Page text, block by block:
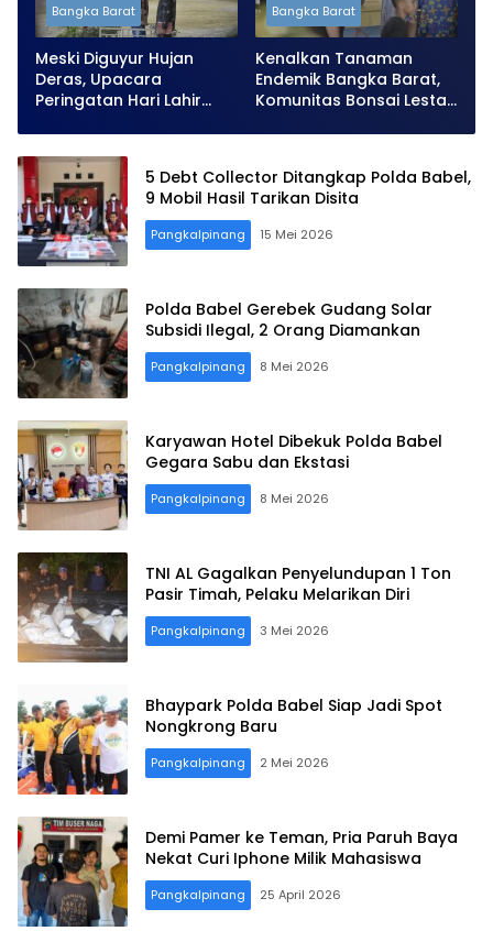
Bangka Barat
Meski Diguyur Hujan
Deras, Upacara
Peringatan Hari Lahir
Berjalan Khidmat
Bangka Barat
Kenalkan Tanaman
Endemik Bangka Barat,
Komunitas Bonsai Lestari
Santa Maria
5 Debt Collector Ditangkap Polda Babel,
9 Mobil Hasil Tarikan Disita
Pangkalpinang 15 Mei 2026
Polda Babel Gerebek Gudang Solar
Subsidi Ilegal, 2 Orang Diamankan
Pangkalpinang 8 Mei 2026
Karyawan Hotel Dibekuk Polda Babel
Gegara Sabu dan Ekstasi
Pangkalpinang 8 Mei 2026
TNI AL Gagalkan Penyelundupan 1 Ton
Pasir Timah, Pelaku Melarikan Diri
Pangkalpinang 3 Mei 2026
Bhaypark Polda Babel Siap Jadi Spot
Nongkrong Baru
Pangkalpinang 2 Mei 2026
Demi Pamer ke Teman, Pria Paruh Baya
Nekat Curi Iphone Milik Mahasiswa
Pangkalpinang 25 April 2026